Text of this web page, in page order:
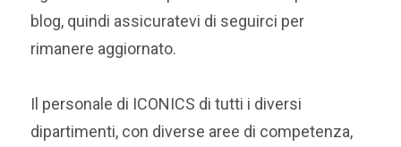
blog, quindi assicuratevi di seguirci per
rimanere aggiornato.
Il personale di ICONICS di tutti i diversi
dipartimenti, con diverse aree di competenza,